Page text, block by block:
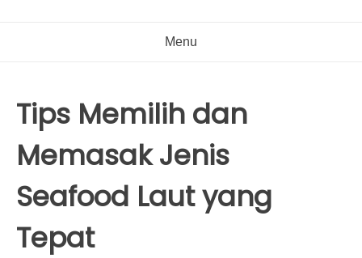
Menu
Tips Memilih dan
Memasak Jenis
Seafood Laut yang
Tepat